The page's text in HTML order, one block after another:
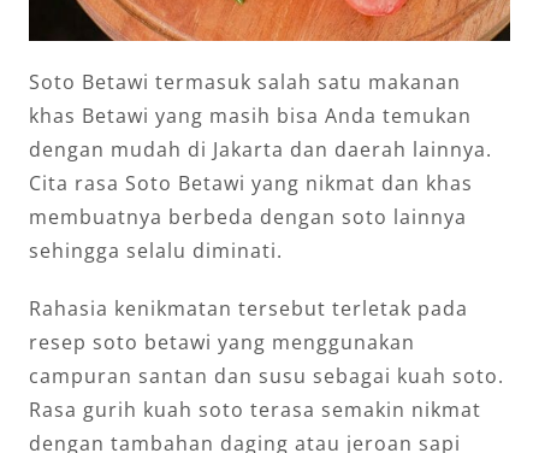
Soto Betawi termasuk salah satu makanan
khas Betawi yang masih bisa Anda temukan
dengan mudah di Jakarta dan daerah lainnya.
Cita rasa Soto Betawi yang nikmat dan khas
membuatnya berbeda dengan soto lainnya
sehingga selalu diminati.
Rahasia kenikmatan tersebut terletak pada
resep soto betawi yang menggunakan
campuran santan dan susu sebagai kuah soto.
Rasa gurih kuah soto terasa semakin nikmat
dengan tambahan daging atau jeroan sapi